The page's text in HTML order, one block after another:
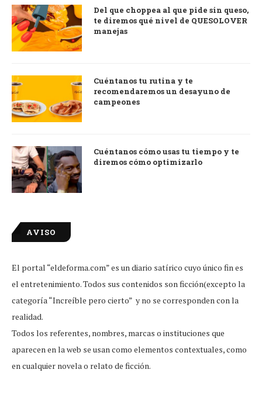
Del que choppea al que pide sin queso,
te diremos qué nivel de QUESOLOVER
manejas
Cuéntanos tu rutina y te
recomendaremos un desayuno de
campeones
Cuéntanos cómo usas tu tiempo y te
diremos cómo optimizarlo
AVISO
El portal “eldeforma.com” es un diario satírico cuyo único fin es
el entretenimiento. Todos sus contenidos son ficción(excepto la
categoría “Increíble pero cierto” y no se corresponden con la
realidad.
Todos los referentes, nombres, marcas o instituciones que
aparecen en la web se usan como elementos contextuales, como
en cualquier novela o relato de ficción.